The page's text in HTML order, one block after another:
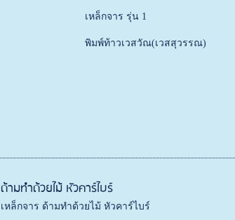
เหล็กจาร รุ่น 1
พิมพ์ท้าวเวสวัณ(เวสสุวรรณ)
ด้ามทำด้วยไม้ หัวคาร์ไบร์
เหล็กจาร ด้ามทำด้วยไม้ หัวคาร์ไบร์